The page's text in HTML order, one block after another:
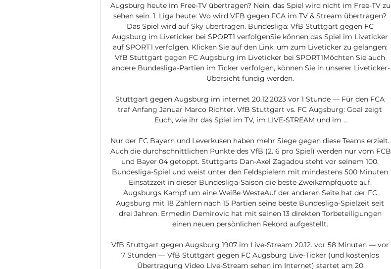
Augsburg heute im Free-TV übertragen? Nein, das Spiel wird nicht im Free-TV zu
sehen sein. 1. Liga heute: Wo wird VFB gegen FCA im TV & Stream übertragen?
Das Spiel wird auf Sky übertragen. Bundesliga: VfB Stuttgart gegen FC
Augsburg im Liveticker bei SPORT1 verfolgenSie können das Spiel im Liveticker
auf SPORT1 verfolgen. Klicken Sie auf den Link, um zum Liveticker zu gelangen:
VfB Stuttgart gegen FC Augsburg im Liveticker bei SPORT1Möchten Sie auch
andere Bundesliga-Partien im Ticker verfolgen, können Sie in unserer Liveticker-
Übersicht fündig werden.
Stuttgart gegen Augsburg im internet 20.12.2023 vor 1 Stunde — Für den FCA
traf Anfang Januar Marco Richter. VfB Stuttgart vs. FC Augsburg: Goal zeigt
Euch, wie ihr das Spiel im TV, im LIVE-STREAM und im ...
Nur der FC Bayern und Leverkusen haben mehr Siege gegen diese Teams erzielt.
Auch die durchschnittlichen Punkte des VfB (2. 6 pro Spiel) werden nur vom FCB
und Bayer 04 getoppt. Stuttgarts Dan-Axel Zagadou steht vor seinem 100.
Bundesliga-Spiel und weist unter den Feldspielern mit mindestens 500 Minuten
Einsatzzeit in dieser Bundesliga-Saison die beste Zweikampfquote auf.
Augsburgs Kampf um eine Weiße WesteAuf der anderen Seite hat der FC
Augsburg mit 18 Zählern nach 15 Partien seine beste Bundesliga-Spielzeit seit
drei Jahren. Ermedin Demirovic hat mit seinen 13 direkten Torbeteiligungen
einen neuen persönlichen Rekord aufgestellt.
VfB Stuttgart gegen Augsburg 1907 im Live-Stream 20.12. vor 58 Minuten — vor
7 Stunden — VfB Stuttgart gegen FC Augsburg Live-Ticker (und kostenlos
Übertragung Video Live-Stream sehen im Internet) startet am 20.